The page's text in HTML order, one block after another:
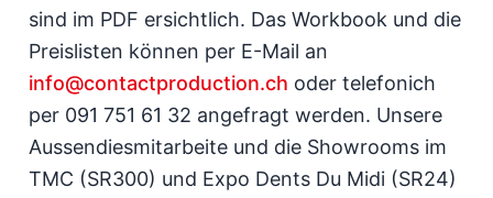
sind im PDF ersichtlich. Das Workbook und die
Preislisten können per E-Mail an
info@contactproduction.ch oder telefonich
per 091 751 61 32 angefragt werden. Unsere
Aussendiesmitarbeite und die Showrooms im
TMC (SR300) und Expo Dents Du Midi (SR24)